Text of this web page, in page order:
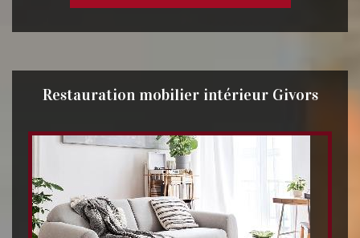
Restauration mobilier intérieur Givors